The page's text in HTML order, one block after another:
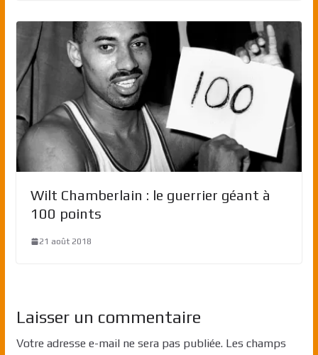
Wilt Chamberlain : le guerrier géant à
100 points
21 août 2018
Laisser un commentaire
Votre adresse e-mail ne sera pas publiée. Les champs